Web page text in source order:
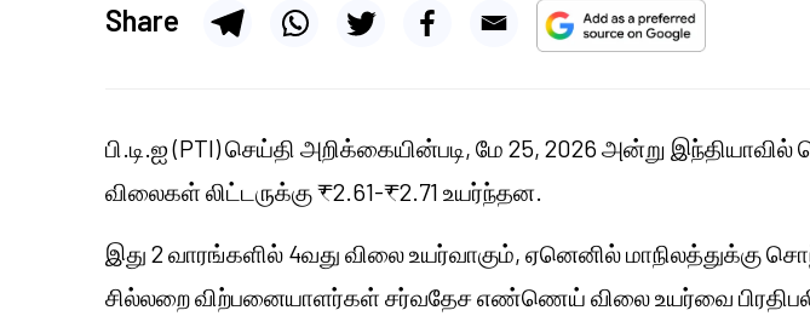
Share
பி.டி.ஐ (PTI) செய்தி அறிக்கையின்படி, மே 25, 2026 அன்று
விலைகள் லிட்டருக்கு ₹2.61-₹2.71 உயர்ந்தன.
இது 2 வாரங்களில் 4வது விலை உயர்வாகும், ஏனெனில் மாநிலத்துக்கு
சில்லறை விற்பனையாளர்கள் சர்வதேச எண்ணெய் விலை உயர்வை